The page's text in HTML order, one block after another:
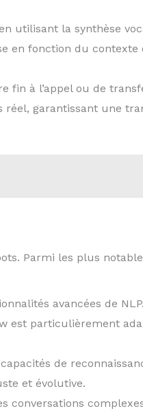
utilisant la synthèse
en fonction du
à l’appel ou de
garantissant une
Parmi les plus
avancées de
est particulièrement
de
et évolutive.
conversations